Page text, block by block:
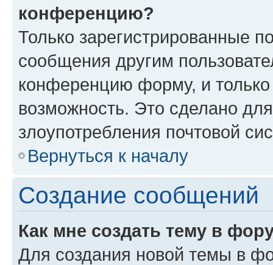
конференцию?
Только зарегистрированные
сообщения другим
конференцию форму, и
возможность. Это сделано
злоупотребления почтовой
Вернуться к началу
Создание сообщений
Как мне создать тему в
Для создания новой темы в